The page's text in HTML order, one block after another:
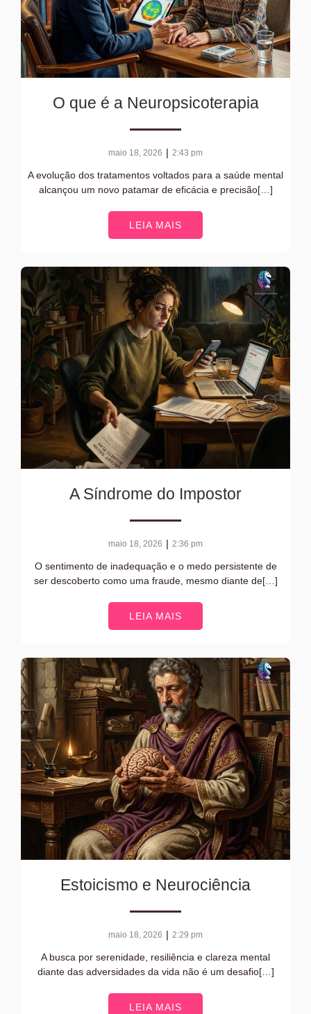
O que é a Neuropsicoterapia
maio 18, 2026 | 2:43 pm
A evolução dos tratamentos voltados para a saúde mental
alcançou um novo patamar de eficácia e precisão[…]
LEIA MAIS
A Síndrome do Impostor
maio 18, 2026 | 2:36 pm
O sentimento de inadequação e o medo persistente de
ser descoberto como uma fraude, mesmo diante de[…]
LEIA MAIS
Estoicismo e Neurociência
maio 18, 2026 | 2:29 pm
A busca por serenidade, resiliência e clareza mental
diante das adversidades da vida não é um desafio[…]
LEIA MAIS